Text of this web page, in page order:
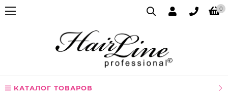
0
КАТАЛОГ ТОВАРОВ